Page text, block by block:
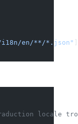
en/**/*.json"
locale